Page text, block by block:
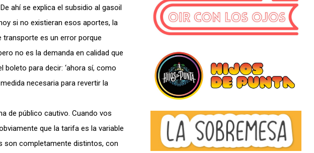
ahí se explica el subsidio al gasoil
si no existieran esos aportes, la
es un error porque
no es la demanda en calidad que
boleto para decir: ‘ahora sí, como
necesaria para revertir la
de público cautivo. Cuando vos
que la tarifa es la variable
son completamente distintos, con